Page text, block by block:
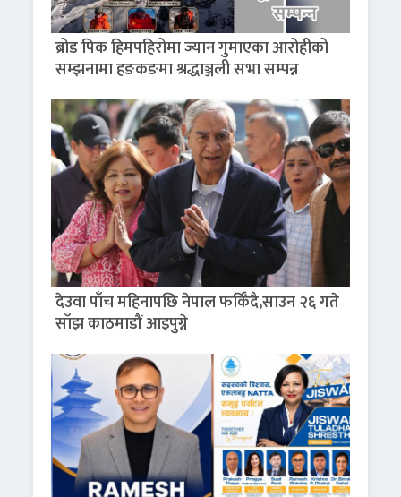
ब्रोड पिक हिमपहिरोमा ज्यान गुमाएका आरोहीको
सम्झनामा हङकङमा श्रद्धाञ्जली सभा सम्पन्न
देउवा पाँच महिनापछि नेपाल फर्किँदै,साउन २६ गते
साँझ काठमाडौं आइपुग्ने